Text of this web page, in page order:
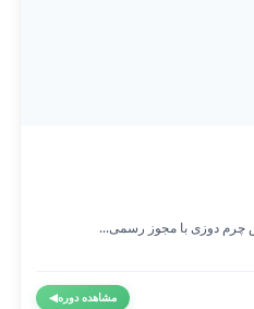
دوزی با مجوز رسمی...
مشاهده دوره◀